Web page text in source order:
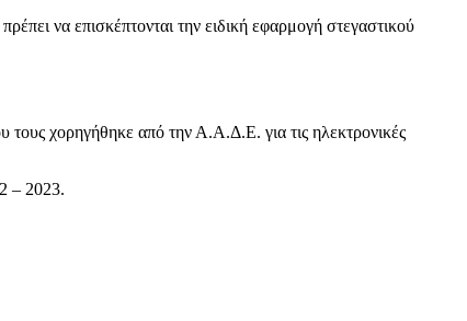
να επισκέπτονται την ειδική εφαρμογή στεγαστικού
τους χορηγήθηκε από την Α.Α.Δ.Ε. για τις ηλεκτρονικές
– 2023.